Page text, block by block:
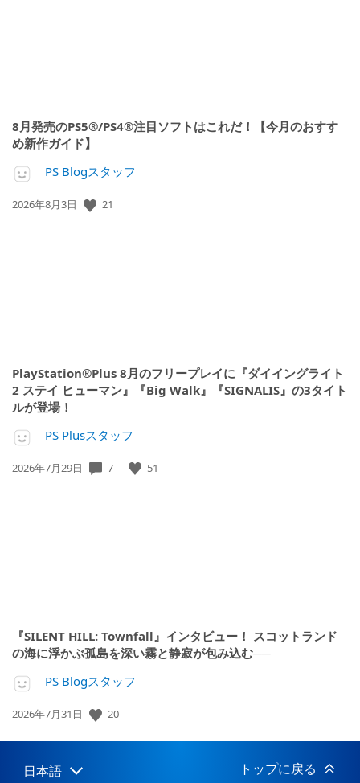
8月発売のPS5®/PS4®注目ソフトはこれだ！【今月のおすす
め新作ガイド】
PS Blogスタッフ
公
2026年8月3日 21
PlayStation®Plus 8月のフリープレイに『ダイイングライト
2 ステイ ヒューマン』『Big Walk』『SIGNALIS』の3タイト
ルが登場！
PS Plusスタッフ
公
2026年7月29日 7 51
『SILENT HILL: Townfall』インタビュー！ スコットランド
の海に浮かぶ孤島を深い霧と静寂が包み込む──
PS Blogスタッフ
公
日:
2026年7月31日 20
Select
Current
日本語 トップに戻る